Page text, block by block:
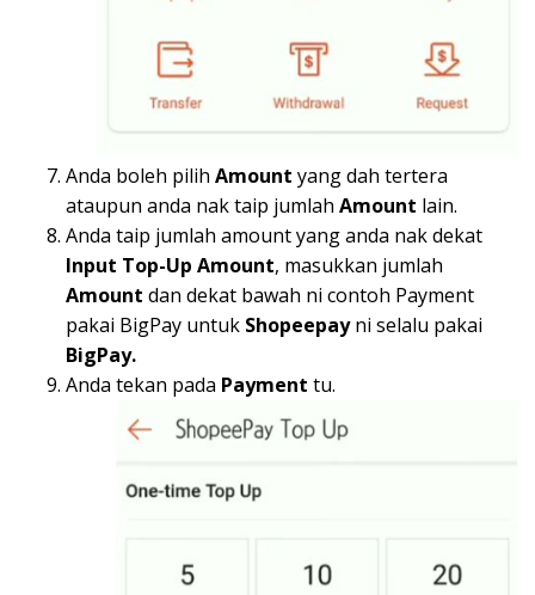
Anda boleh pilih Amount yang dah tertera
ataupun anda nak taip jumlah Amount lain.
Anda taip jumlah amount yang anda nak dekat
Input Top-Up Amount, masukkan jumlah
Amount dan dekat bawah ni contoh Payment
pakai BigPay untuk Shopeepayni selalu pakai
BigPay.
Anda tekan pada Payment tu.